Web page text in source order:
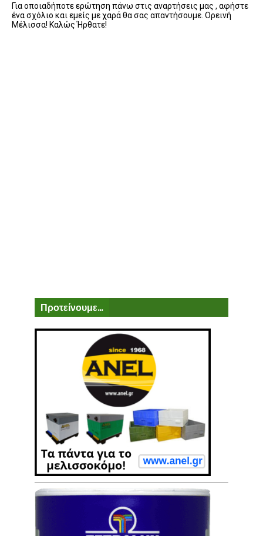
Για οποιαδήποτε ερώτηση πάνω στις αναρτήσεις μας , αφήστε
ένα σχόλιο και εμείς με χαρά θα σας απαντήσουμε. Ορεινή
Μέλισσα! Καλώς Ήρθατε!
Προτείνουμε...